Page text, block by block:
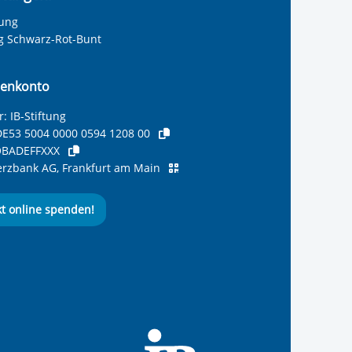
anzeigen
Schwarz-Rot-Bunt
IB-Stiftung
5004 0000 0594 1208 00
AG, Frankfurt am Main
online spenden!
BundBund
Bund
Internationalen
Internationalen
Internationalen
des